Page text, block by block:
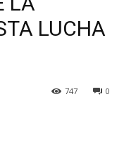
LUCHA
0
747